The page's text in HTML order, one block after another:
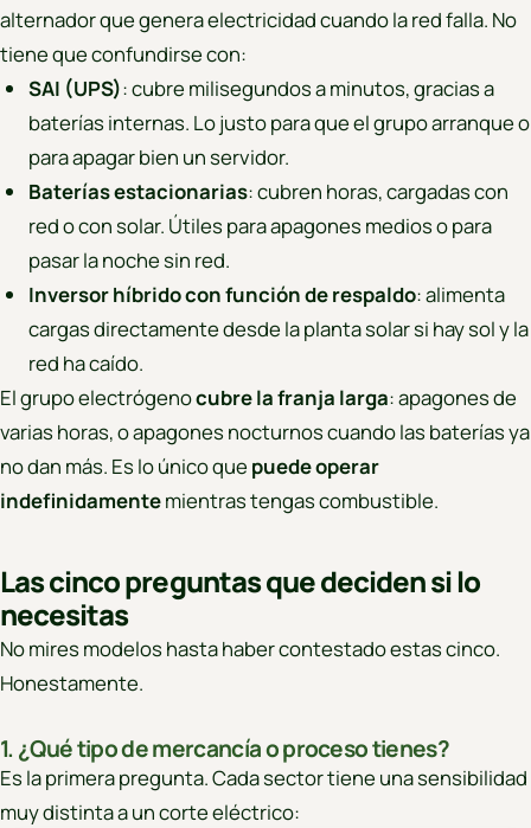
alternador que genera electricidad cuando la red falla. No
tiene que confundirse con:
SAI (UPS): cubre milisegundos a minutos, gracias a
baterías internas. Lo justo para que el grupo arranque o
para apagar bien un servidor.
Baterías estacionarias: cubren horas, cargadas con
red o con solar. Útiles para apagones medios o para
pasar la noche sin red.
Inversor híbrido con función de respaldo: alimenta
cargas directamente desde la planta solar si hay sol y la
red ha caído.
El grupo electrógenocubre la franja larga: apagones de
varias horas, o apagones nocturnos cuando las baterías ya
no dan más. Es lo único que puede operar
indefinidamentemientras tengas combustible.
Las cinco preguntas que deciden si lo
necesitas
No mires modelos hasta haber contestado estas cinco.
Honestamente.
1. ¿Qué tipo de mercancía o proceso tienes?
Es la primera pregunta. Cada sector tiene una sensibilidad
muy distinta a un corte eléctrico: